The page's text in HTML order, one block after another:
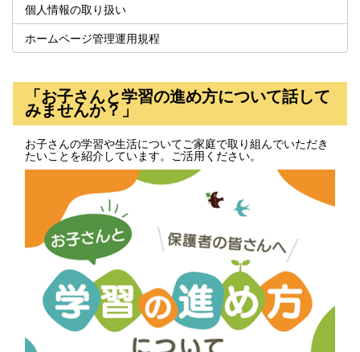
個人情報の取り扱い
ホームページ管理運用規程
「お子さんと学習の進め方について話して
みませんか？」
お子さんの学習や生活についてご家庭で取り組んでいただき
たいことを紹介しています。ご活用ください。